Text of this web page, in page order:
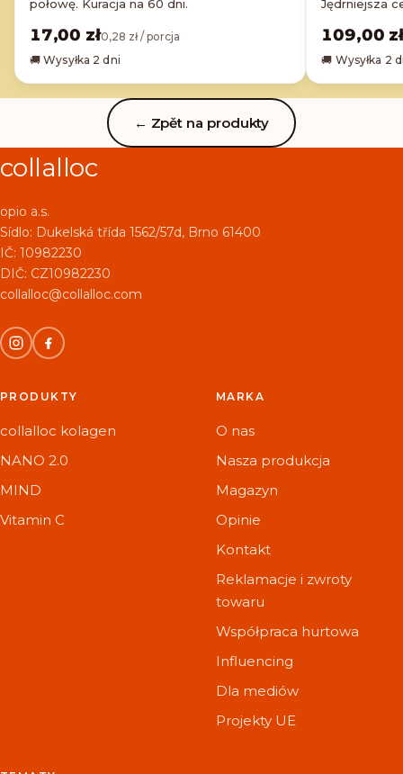
połowę. Kuracja na 60 dni.
17,00 zł0,28 zł / porcja
🚚 Wysyłka 2 dni
Jędrniejsza
109,00 zł
🚚 Wysyłka 2
← Zpět na produkty
collalloc
opio a.s.
Sídlo: Dukelská třída 1562/57d, Brno 61400
IČ: 10982230
DIČ: CZ10982230
collalloc@collalloc.com
PRODUKTY
collalloc kolagen
NANO 2.0
MIND
Vitamin C
MARKA
O nas
Nasza produkcja
Magazyn
Opinie
Kontakt
Reklamacje i zwroty
towaru
Współpraca hurtowa
Influencing
Dla mediów
Projekty UE